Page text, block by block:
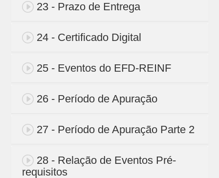
23 - Prazo de Entrega
24 - Certificado Digital
25 - Eventos do EFD-REINF
26 - Período de Apuração
27 - Período de Apuração Parte 2
28 - Relação de Eventos Pré-
requisitos